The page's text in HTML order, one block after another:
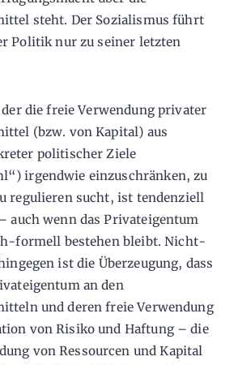
steht. Der Sozialismus führt
Politik nur zu seiner letzten
die freie Verwendung privater
(bzw. von Kapital) aus
politischer Ziele
irgendwie einzuschränken, zu
regulieren sucht, ist tendenziell
auch wenn das Privateigentum
formell bestehen bleibt. Nicht-
ist die Überzeugung, dass
an den
und deren freie Verwendung
von Risiko und Haftung – die
von Ressourcen und Kapital